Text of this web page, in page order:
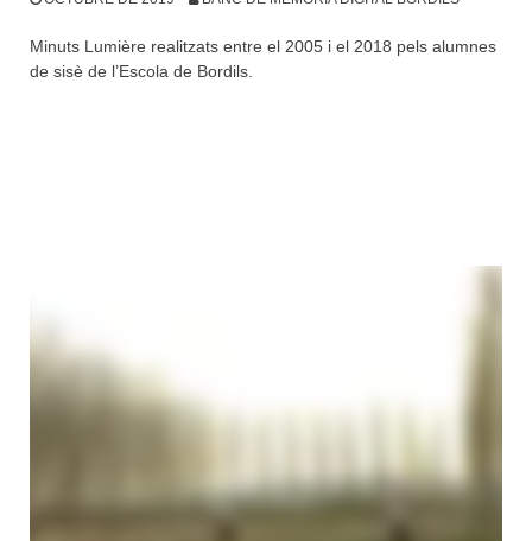
Minuts Lumière realitzats entre el 2005 i el 2018 pels alumnes
de sisè de l’Escola de Bordils.